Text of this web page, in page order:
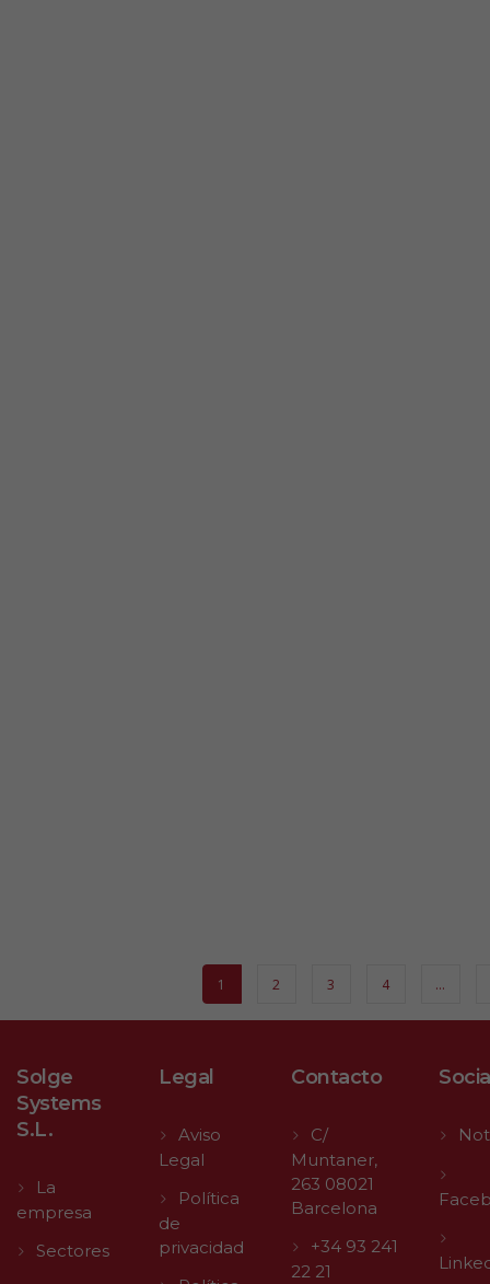
1 2 3 4 …
Solge
Systems
S.L.
La
empresa
Sectores
Legal
Aviso
Legal
Política
de
privacidad
Contacto
C/
Muntaner,
263 08021
Barcelona
+34 93 241
22 21